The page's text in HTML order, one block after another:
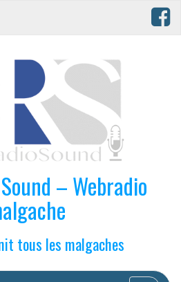
– Webradio
tous les malgaches